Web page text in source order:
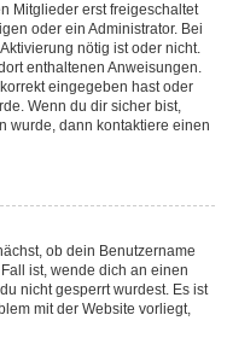
Mitglieder erst freigeschaltet
oder ein Administrator. Bei
nötig ist oder nicht.
enthaltenen Anweisungen.
eingegeben hast oder
Wenn du dir sicher bist,
wurde, dann kontaktiere einen
ob dein Benutzername
ist, wende dich an einen
nicht gesperrt wurdest. Es ist
mit der Website vorliegt,